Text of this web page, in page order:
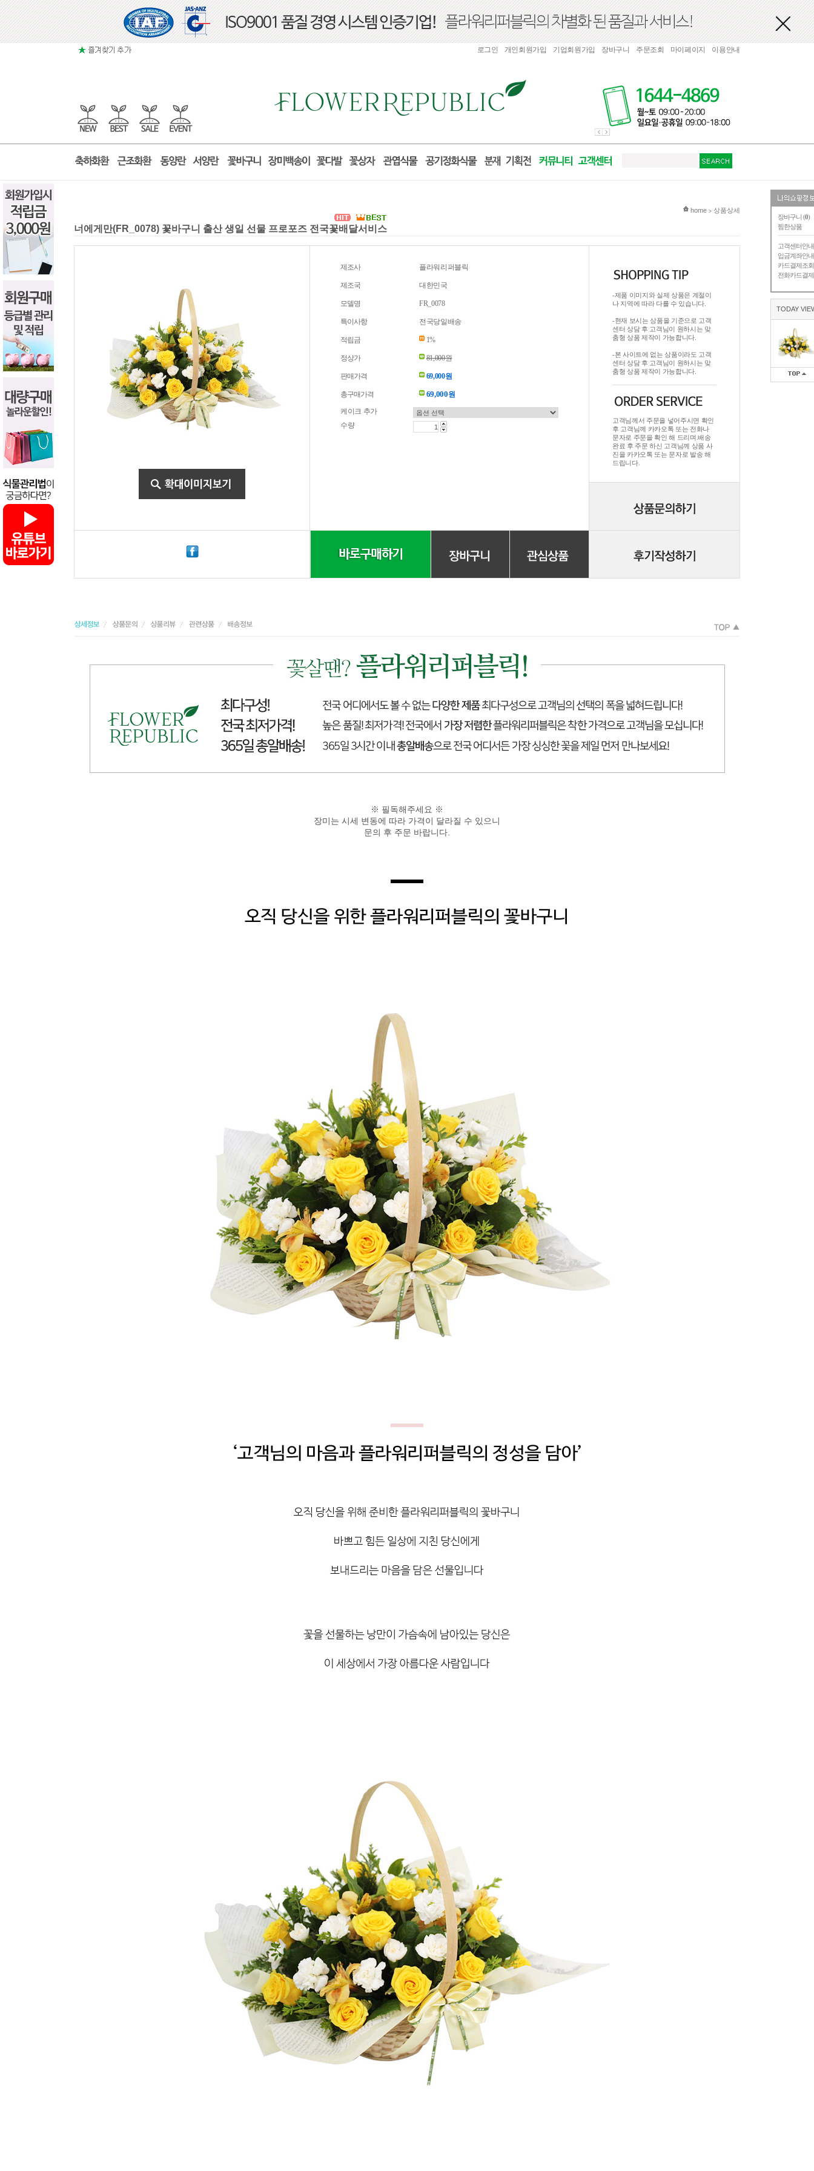
장바구니 (0)
찜한상품
고객센터안내
입금계좌안내
카드결제조회
전화카드결제
TODAY
로그인 개인회원가입 기업회원가입 장바구니 주문조회 마이페이지 이용안내
현재 위치
home > 상품상세
너에게만(FR_0078) 꽃바구니 출산 생일 선물 프로포즈 전국꽃배달서비스
제조사 플라워리퍼블릭
제조국 대한민국
모델명 FR_0078
특이사항 전국당일배송
적립금 1%
정상가 81,000원
판매가격 69,000원
총구매가격 69,000원
케이크 추가
수량
-제품 이미지와 실제 상품은 계절이
나 지역에 따라 다를 수 있습니다.
-현재 보시는 상품을 기준으로 고객
센터 상담 후 고객님이 원하시는 맞
춤형 상품 제작이 가능합니다.
-본 사이트에 없는 상품이라도 고객
센터 상담 후 고객님이 원하시는 맞
춤형 상품 제작이 가능합니다.
고객님께서 주문을 넣어주시면 확인
후 고객님께 카카오톡 또는 전화나
문자로 주문을 확인 해 드리며.배송
완료 후 주문 하신 고객님께 상품 사
진을 카카오톡 또는 문자로 발송 해
드립니다.
※ 필독해주세요 ※
장미는 시세 변동에 따라 가격이 달라질 수 있으니
문의 후 주문 바랍니다.